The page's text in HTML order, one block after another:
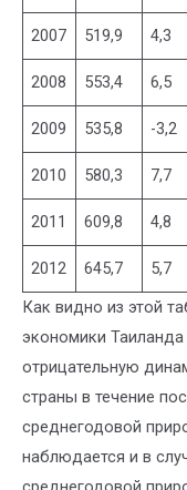
2007 519,9 4,3
2008 553,4 6,5
2009 535,8 -3,2
2010 580,3 7,7
2011 609,8 4,8
2012 645,7 5,7
Как видно из этой
экономики
отрицательную
страны в течение
среднегодовой
наблюдается и в